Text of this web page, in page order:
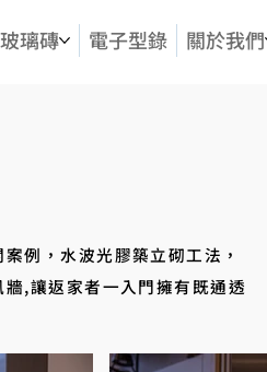
璃磚 電子型錄 關於我們
例，水波光膠築立砌工法，
,讓返家者一入門擁有既通透